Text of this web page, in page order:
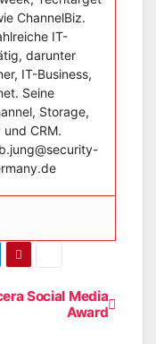
ChannelBiz.
IT-
darunter
IT-Business,
Seine
Storage,
CRM.
Social Media
Award